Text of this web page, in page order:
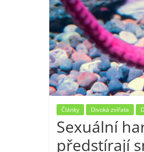
Články Divoká zvířata
Sexuální
předstírají